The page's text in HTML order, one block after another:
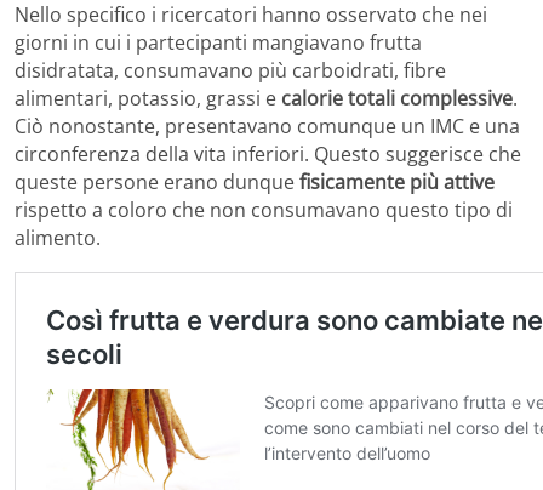
Nello specifico i ricercatori hanno osservato che nei
giorni in cui i partecipanti mangiavano frutta
disidratata, consumavano più carboidrati, fibre
alimentari, potassio, grassi e calorie totali complessive.
Ciò nonostante, presentavano comunque un IMC e una
circonferenza della vita inferiori. Questo suggerisce che
queste persone erano dunquefisicamente più attive
rispetto a coloro che non consumavano questo tipo di
alimento.